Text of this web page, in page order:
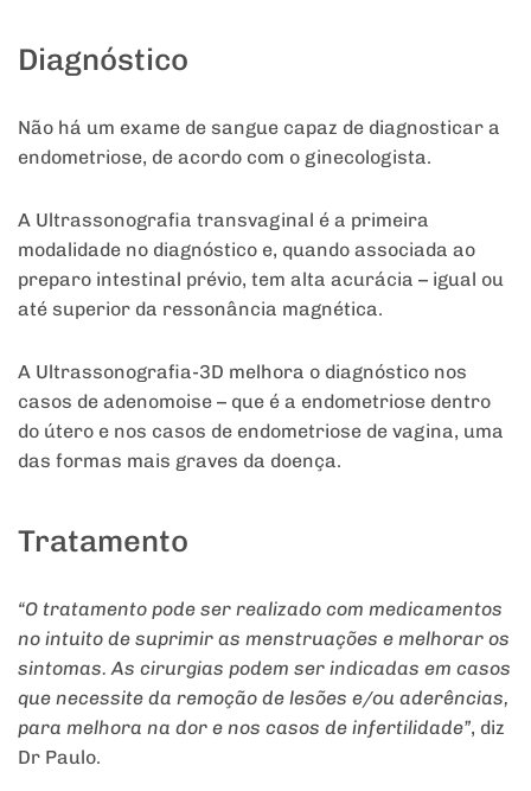
Diagnóstico
Não há um exame de sangue capaz de diagnosticar a
endometriose, de acordo com o ginecologista.
A Ultrassonografia transvaginal é a primeira
modalidade no diagnóstico e, quando associada ao
preparo intestinal prévio, tem alta acurácia – igual ou
até superior da ressonância magnética.
A Ultrassonografia-3D melhora o diagnóstico nos
casos de adenomoise – que é a endometriose dentro
do útero e nos casos de endometriose de vagina, uma
das formas mais graves da doença.
Tratamento
“O tratamento pode ser realizado com medicamentos
no intuito de suprimir as menstruações e melhorar os
sintomas. As cirurgias podem ser indicadas em casos
que necessite da remoção de lesões e/ou aderências,
para melhora na dor e nos casos de infertilidade”, diz
Dr Paulo.